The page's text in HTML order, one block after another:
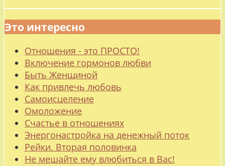
Это интересно
Отношения - это ПРОСТО!
Включение гормонов любви
Быть Женщиной
Как привлечь любовь
Самоисцеление
Омоложение
Счастье в отношениях
Энергонастройка на денежный поток
Рейки. Вторая половинка
Не мешайте ему влюбиться в Вас!